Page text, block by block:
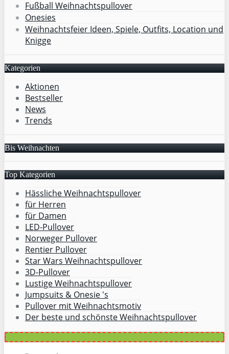
Fußball Weihnachtspullover
Onesies
Weihnachtsfeier Ideen, Spiele, Outfits, Location und
Knigge
Kategorien
Aktionen
Bestseller
News
Trends
Bis Weihnachten
Top Kategorien
Hässliche Weihnachtspullover
für Herren
für Damen
LED-Pullover
Norweger Pullover
Rentier Pullover
Star Wars Weihnachtspullover
3D-Pullover
Lustige Weihnachtspullover
Jumpsuits & Onesie 's
Pullover mit Weihnachtsmotiv
Der beste und schönste Weihnachtspullover